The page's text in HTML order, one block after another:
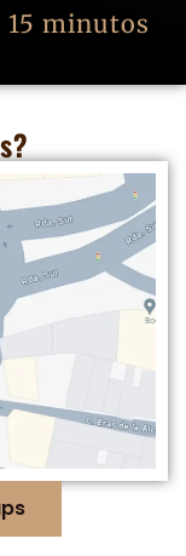
15 minutos